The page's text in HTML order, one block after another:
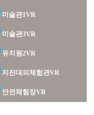
미술관1VR
미술관3VR
유치원2VR
지진대피체험관VR
안전체험장VR